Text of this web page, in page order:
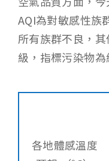
AQI為對敏感性族
所有族群不良，
級，指標污染物為
各地體感溫度